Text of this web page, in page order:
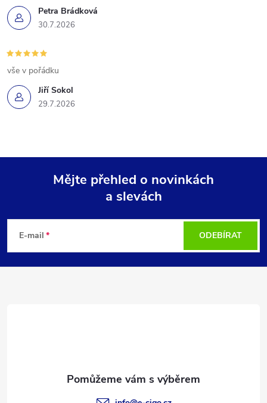
Petra Brádková
30.7.2026
Jiří Sokol
29.7.2026
vše v pořádku
p
Mějte přehled o novinkách
a slevách
E-mail ODEBÍRAT